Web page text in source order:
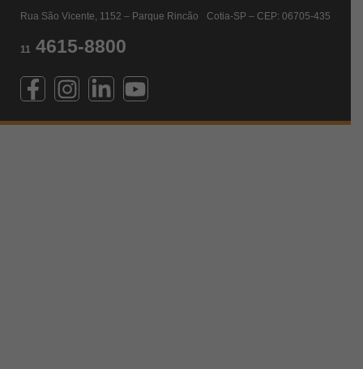
Rua São Vicente, 1152 – Parque Rincão Cotia-SP – CEP: 06705-435
11 4615-8800